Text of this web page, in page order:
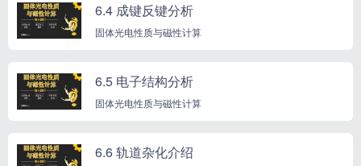
6.4 成键反键分析
固体光电性质与磁性计算
6.5 电子结构分析
固体光电性质与磁性计算
6.6 轨道杂化介绍